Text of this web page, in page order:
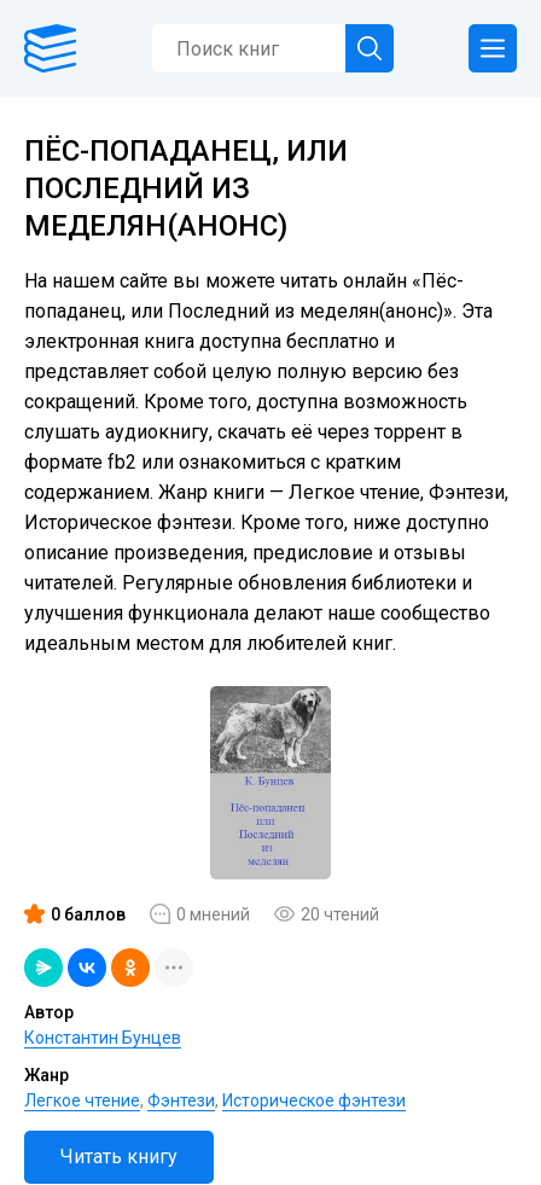
ПЁС-ПОПАДАНЕЦ, ИЛИ
ПОСЛЕДНИЙ ИЗ
МЕДЕЛЯН(АНОНС)
На нашем сайте вы можете читать онлайн «Пёс-
попаданец, или Последний из меделян(анонс)». Эта
электронная книга доступна бесплатно и
представляет собой целую полную версию без
сокращений. Кроме того, доступна возможность
слушать аудиокнигу, скачать её через торрент в
формате fb2 или ознакомиться с кратким
содержанием. Жанр книги — Легкое чтение, Фэнтези,
Историческое фэнтези. Кроме того, ниже доступно
описание произведения, предисловие и отзывы
читателей. Регулярные обновления библиотеки и
улучшения функционала делают наше сообщество
идеальным местом для любителей книг.
0 баллов 0 мнений 20 чтений
Автор
Константин Бунцев
Жанр
Легкое чтение, Фэнтези, Историческое фэнтези
Читать книгу